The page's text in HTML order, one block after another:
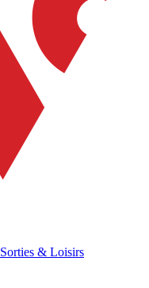
Sorties & Loisirs